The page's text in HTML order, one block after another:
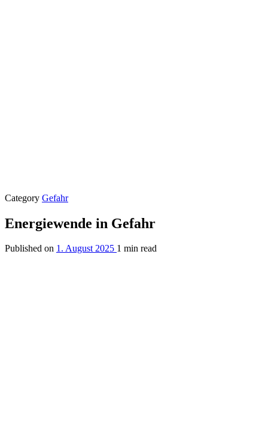
Category Gefahr
Energiewende in Gefahr
Published on 1. August 2025 1 min read